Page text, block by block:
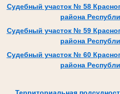
Судебный участок № 58
района
Судебный участок № 59
района
Судебный участок № 60
района